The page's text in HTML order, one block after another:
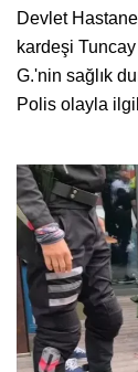
Devlet
kardeşi Tuncay
G.'nin sağlık
Polis olayla